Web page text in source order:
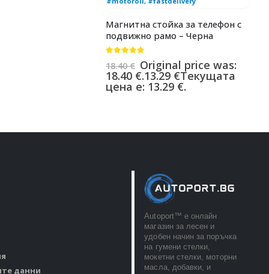
Магнитна стойка за телефон с
подвижно рамо – Черна
18.40€ Original price was:
18.40 €.13.29 €Текущата
цена е: 13.29 €.
данни
Autoport™ e онлайн
магазин за лесен и
удобен начин за поръчка
на гумени стелки,
мокетни стелки, моторни
масла, добавки, и